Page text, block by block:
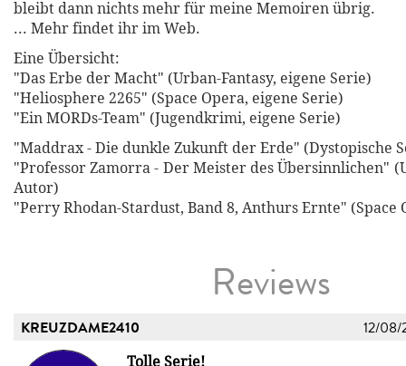
bleibt dann nichts mehr für meine Memoiren übrig.
... Mehr findet ihr im Web.
Eine Übersicht:
"Das Erbe der Macht" (Urban-Fantasy, eigene Serie)
"Heliosphere 2265" (Space Opera, eigene Serie)
"Ein MORDs-Team" (Jugendkrimi, eigene Serie)
"Maddrax - Die dunkle Zukunft der Erde" (Dystopische
"Professor Zamorra - Der Meister des Übersinnlichen"
Autor)
"Perry Rhodan-Stardust, Band 8, Anthurs Ernte" (Space
Reviews
KREUZDAME2410 12/08/
Tolle Serie!